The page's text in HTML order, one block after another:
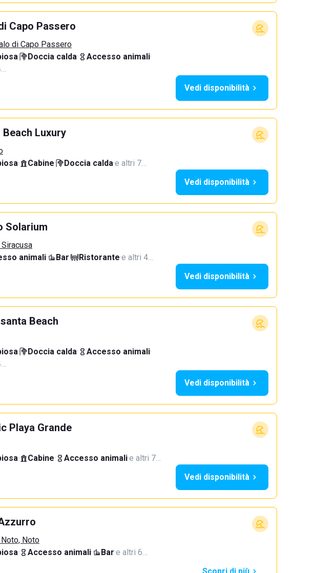
Capo Passero
di Capo Passero
· Doccia calda· Accesso animali·
Vedi disponibilità
Beach Luxury
· Cabine· Doccia calda·e altri 7…
Vedi disponibilità
Solarium
animali· Bar· Ristorante·e altri 4…
Vedi disponibilità
Beach
· Doccia calda· Accesso animali·
Vedi disponibilità
Playa Grande
· Cabine· Accesso animali·e altri 7…
Vedi disponibilità
Noto
· Accesso animali· Bar·e altri 6…